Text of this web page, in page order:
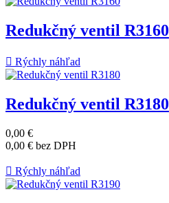
Redukčný ventil R3160
 Rýchly náhľad
Redukčný ventil R3180
0,00 €
0,00 € bez DPH
 Rýchly náhľad